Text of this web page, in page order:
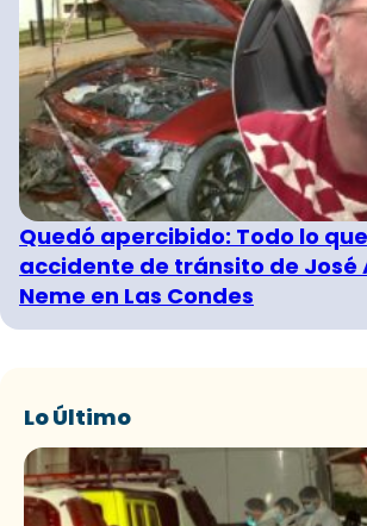
Quedó apercibido: Todo lo
accidente de tránsito de José
Neme en Las Condes
Lo Último